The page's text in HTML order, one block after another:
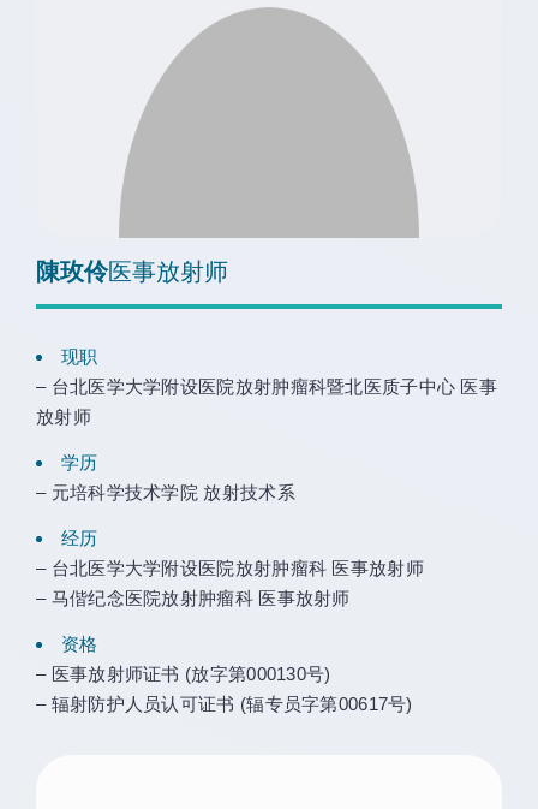
陳玫伶医事放射师
现职
– 台北医学大学附设医院放射肿瘤科暨北医质子中心 医事
放射师
学历
– 元培科学技术学院 放射技术系
经历
– 台北医学大学附设医院放射肿瘤科 医事放射师
– 马偕纪念医院放射肿瘤科 医事放射师
资格
– 医事放射师证书 (放字第000130号)
– 辐射防护人员认可证书 (辐专员字第00617号)